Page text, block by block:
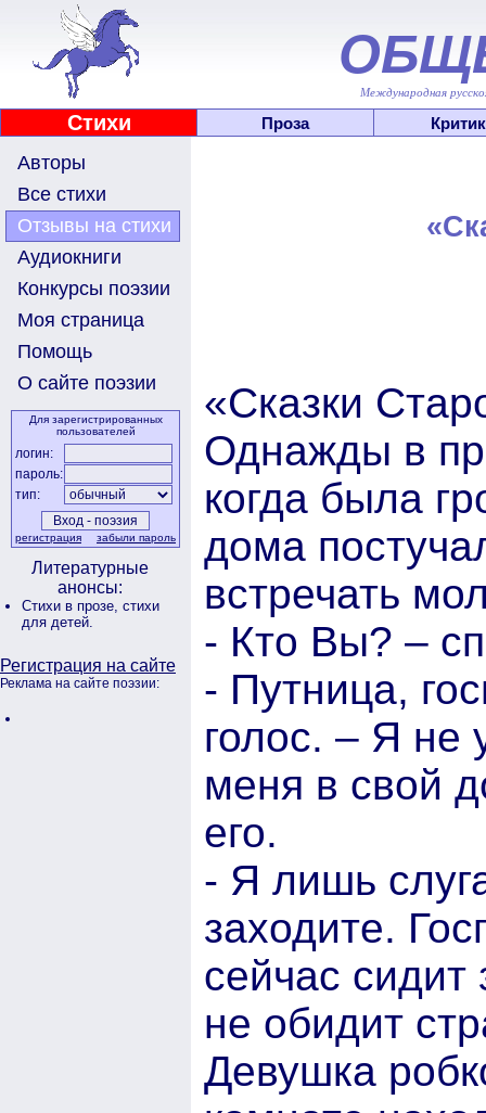
Международная
Стихи Проза
Авторы
Все стихи
Отзывы на стихи
Аудиокниги
Конкурсы поэзии
Моя страница
Помощь
О сайте поэзии
Для зарегистрированных
пользователей
логин:
пароль:
тип:
регистрация забыли пароль
Литературные
анонсы:
Стихи в прозе, стихи
для детей.
Регистрация на сайте
Реклама на сайте поэзии:
«Сказки
Однажды в
когда была
дома
встречать
- Кто Вы? –
- Путница,
голос. – Я не
меня в свой
его.
- Я лишь
заходите.
сейчас
не обидит
Девушка